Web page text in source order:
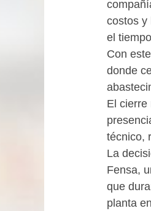
costos y
el
Con
donde
El cierre
técnico,
La
Fensa,
que
planta